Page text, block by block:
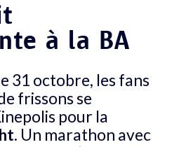
à la BA
31 octobre, les fans
frissons se
pour la
. Un marathon avec